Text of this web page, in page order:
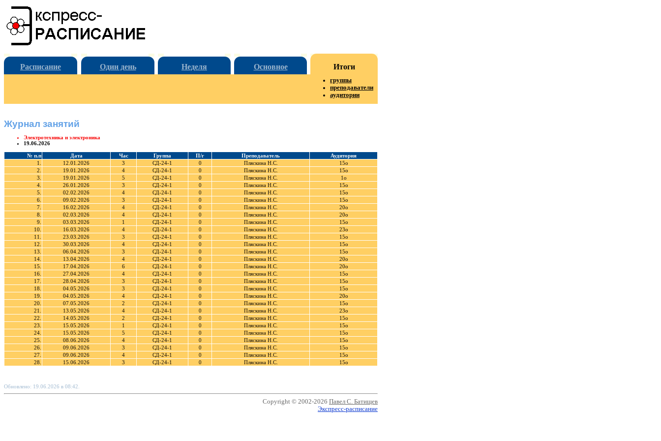
Расписание Один день Неделя Основное Итоги
группы
преподаватели
аудитории
Журнал занятий
Электротехника и электроника
19.06.2026
№ п.п Дата Час Группа П/г Преподаватель
Аудитория
1.
12.01.2026 3 СД-24-1 0 Пляскина Н.С.
15о
2.
19.01.2026 4 СД-24-1 0 Пляскина Н.С.
15о
3.
19.01.2026 5 СД-24-1 0 Пляскина Н.С.
1о
4.
26.01.2026 3 СД-24-1 0 Пляскина Н.С.
15о
5.
02.02.2026 4 СД-24-1 0 Пляскина Н.С.
15о
6.
09.02.2026 3 СД-24-1 0 Пляскина Н.С.
15о
7.
16.02.2026 4 СД-24-1 0 Пляскина Н.С.
20о
8.
02.03.2026 4 СД-24-1 0 Пляскина Н.С.
20о
9.
03.03.2026 1 СД-24-1 0 Пляскина Н.С.
15о
10.
16.03.2026 4 СД-24-1 0 Пляскина Н.С.
23о
11.
23.03.2026 3 СД-24-1 0 Пляскина Н.С.
15о
12.
30.03.2026 4 СД-24-1 0 Пляскина Н.С.
15о
13.
06.04.2026 3 СД-24-1 0 Пляскина Н.С.
15о
14.
13.04.2026 4 СД-24-1 0 Пляскина Н.С.
20о
15.
17.04.2026 6 СД-24-1 0 Пляскина Н.С.
20о
16.
27.04.2026 4 СД-24-1 0 Пляскина Н.С.
15о
17.
28.04.2026 3 СД-24-1 0 Пляскина Н.С.
15о
18.
04.05.2026 3 СД-24-1 0 Пляскина Н.С.
15о
19.
04.05.2026 4 СД-24-1 0 Пляскина Н.С.
20о
20.
07.05.2026 2 СД-24-1 0 Пляскина Н.С.
15о
21.
13.05.2026 4 СД-24-1 0 Пляскина Н.С.
23о
22.
14.05.2026 2 СД-24-1 0 Пляскина Н.С.
15о
23.
15.05.2026 1 СД-24-1 0 Пляскина Н.С.
15о
24.
15.05.2026 5 СД-24-1 0 Пляскина Н.С.
15о
25.
08.06.2026 4 СД-24-1 0 Пляскина Н.С.
15о
26.
09.06.2026 3 СД-24-1 0 Пляскина Н.С.
15о
27.
09.06.2026 4 СД-24-1 0 Пляскина Н.С.
15о
28.
15.06.2026 3 СД-24-1 0 Пляскина Н.С. 15о
Обновлено: 19.06.2026 в 08:42.
Copyright © 2002-2026 Павел С. Батищев
Экспресс-расписание